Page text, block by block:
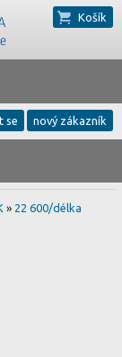
Košík
se nový zákazník
» 22 600/délka